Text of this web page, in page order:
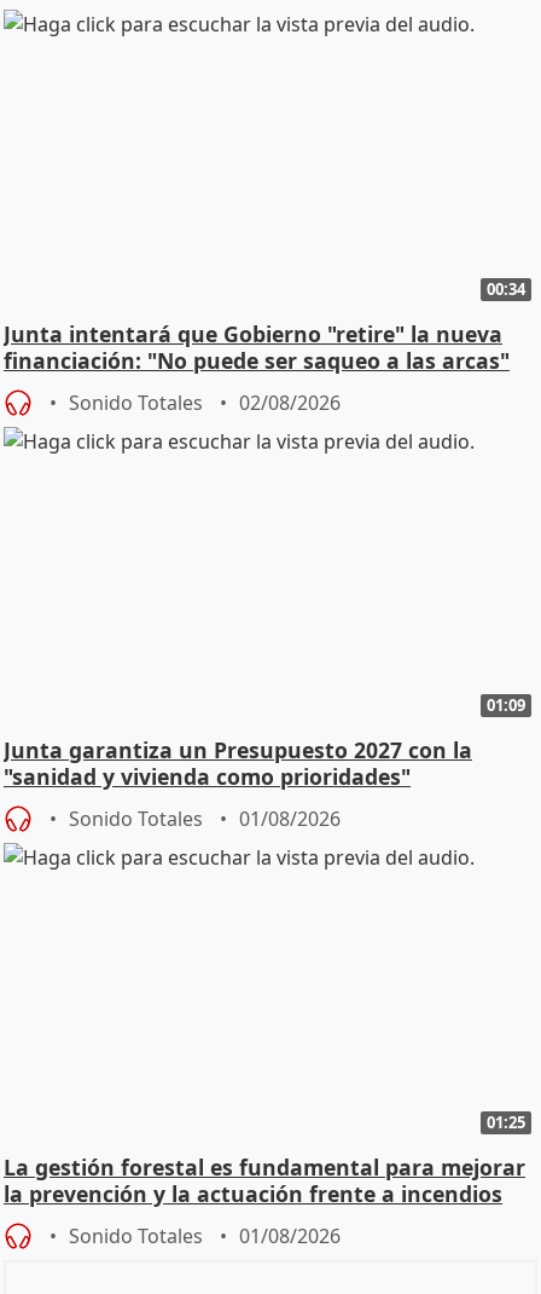
00:34
Junta intentará que Gobierno "retire" la nueva
financiación: "No puede ser saqueo a las arcas"
Sonido Totales 02/08/2026
01:09
Junta garantiza un Presupuesto 2027 con la
"sanidad y vivienda como prioridades"
Sonido Totales 01/08/2026
01:25
La gestión forestal es fundamental para mejorar
la prevención y la actuación frente a incendios
Sonido Totales 01/08/2026